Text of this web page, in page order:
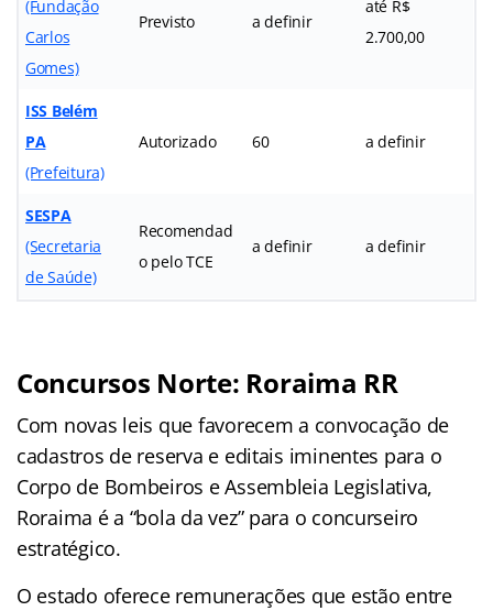
(Fundação
Carlos
Gomes)
Previsto a definir
até R$
2.700,00
ISS Belém
PA
(Prefeitura)
Autorizado 60 a definir
SESPA
(Secretaria
de Saúde)
Recomendad
o pelo TCE
a definir a definir
Concursos Norte: Roraima RR
Com novas leis que favorecem a convocação de
cadastros de reserva e editais iminentes para o
Corpo de Bombeiros e Assembleia Legislativa,
Roraima é a “bola da vez” para o concurseiro
estratégico.
O estado oferece remunerações que estão entre